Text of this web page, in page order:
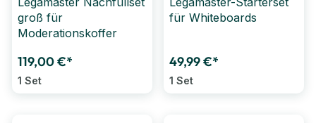
groß für
Moderationskoffer
119,00 €*
1 Set
für Whiteboards
49,99 €*
1 Set